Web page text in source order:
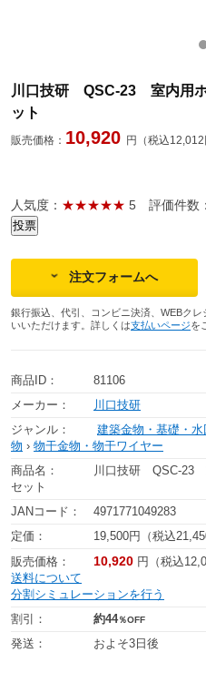
川口技研 QSC-23 室内用ホ
ット
販売価格： 10,920 円（税込12,012
人気度： ★★★★★ 5 評価件数
注文フォームへ
銀行振込、代引、コンビニ決済、WEBク
いいただけます。詳しくは支払いページを
商品ID：
81106
メーカー：
川口技研
ジャンル：
建築金物・基礎・
物 › 物干金物・物干ワイヤー
商品名：
川口技研 QSC-23
セット
JANコード：
4971771049283
定価：
19,500円（税込
販売価格：
10,920 円（税込
送料について
分割シミュレーションを行う
割引：
約44％OFF
発送： およそ3日後